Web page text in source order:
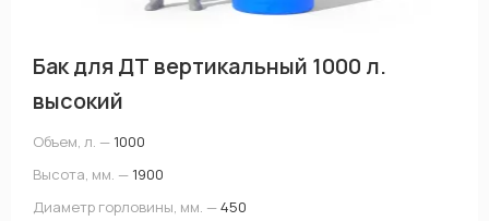
Бак для ДТ вертикальный 1000 л.
высокий
Объем, л. — 1000
Высота, мм. — 1900
Диаметр горловины, мм. —450